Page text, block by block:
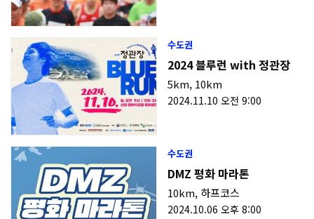
수도권
2024 블루런 with 정관장
5km, 10km
2024.11.10 오전 9:00
수도권
DMZ 평화 마라톤
10km, 하프코스
2024.10.06 오후 8:00